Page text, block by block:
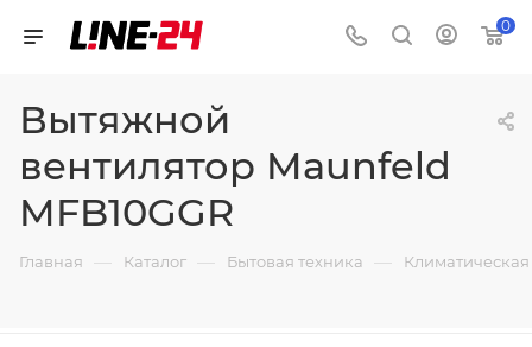
0
Вытяжной
вентилятор Maunfeld
MFB10GGR
Главная — Каталог — Бытовая техника —